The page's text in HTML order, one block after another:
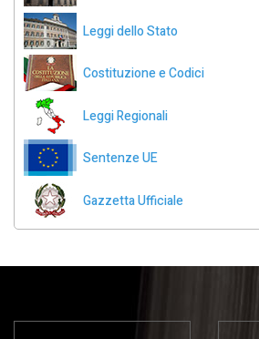
Leggi dello Stato
Costituzione e Codici
Leggi Regionali
Sentenze UE
Gazzetta Ufficiale